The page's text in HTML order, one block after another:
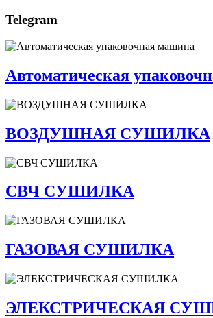
Telegram
Автоматическая
ВОЗДУШНАЯ СУШИЛКА
СВЧ СУШИЛКА
ГАЗОВАЯ СУШИЛКА
ЭЛЕКСТРИЧЕСКАЯ